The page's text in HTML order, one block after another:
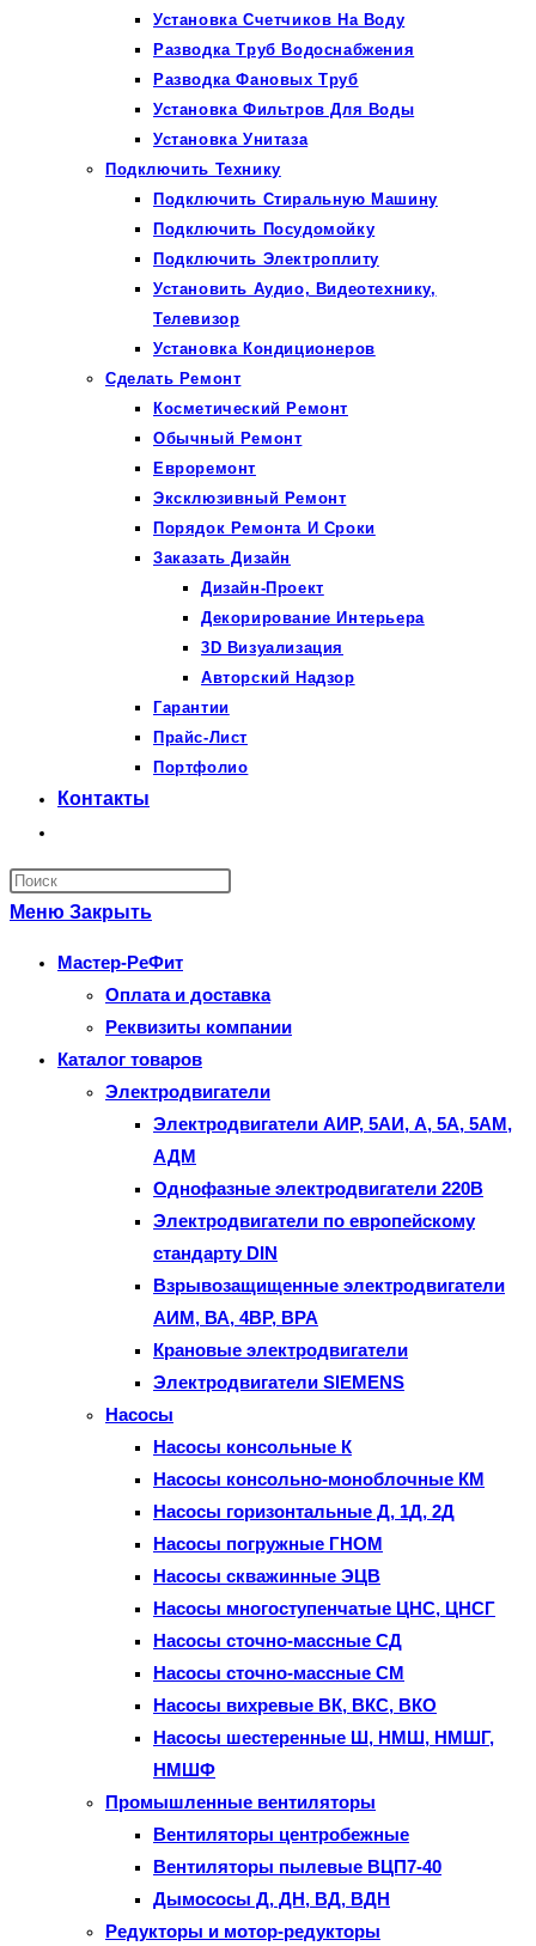
Установка Счетчиков На Воду
Разводка Труб Водоснабжения
Разводка Фановых Труб
Установка Фильтров Для Воды
Установка Унитаза
Подключить Технику
Подключить Стиральную Машину
Подключить Посудомойку
Подключить Электроплиту
Установить Аудио, Видеотехнику,
Телевизор
Установка Кондиционеров
Сделать Ремонт
Косметический Ремонт
Обычный Ремонт
Евроремонт
Эксклюзивный Ремонт
Порядок Ремонта И Сроки
Заказать Дизайн
Дизайн-Проект
Декорирование Интерьера
3D Визуализация
Авторский Надзор
Гарантии
Прайс-Лист
Портфолио
Контакты
поиск
по
сайту
закрыть
панель
Меню Закрыть
Мастер-РеФит
Оплата и доставка
Реквизиты компании
Каталог товаров
Электродвигатели
Электродвигатели АИР, 5АИ, А, 5А, 5АМ,
АДМ
Однофазные электродвигатели 220В
Электродвигатели по европейскому
стандарту DIN
Взрывозащищенные электродвигатели
АИМ, ВА, 4ВР, ВРА
Крановые электродвигатели
Электродвигатели SIEMENS
Насосы
Насосы консольные К
Насосы консольно-моноблочные КМ
Насосы горизонтальные Д, 1Д, 2Д
Насосы погружные ГНОМ
Насосы скважинные ЭЦВ
Насосы многоступенчатые ЦНС, ЦНСГ
Насосы сточно-массные СД
Насосы сточно-массные СМ
Насосы вихревые ВК, ВКС, ВКО
Насосы шестеренные Ш, НМШ, НМШГ,
НМШФ
Промышленные вентиляторы
Вентиляторы центробежные
Вентиляторы пылевые ВЦП7-40
Дымососы Д, ДН, ВД, ВДН
Редукторы и мотор-редукторы